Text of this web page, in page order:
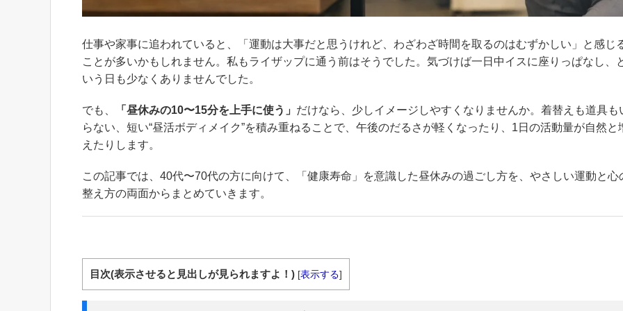
仕事や家事に追われていると、「運動は大事だと思うけれど、わざわざ時間を取るのはむずかしい」と感じ
ことが多いかもしれません。私もライザップに通う前はそうでした。気づけば一日中イスに座りっぱなし、
いう日も少なくありませんでした。
でも、 「昼休みの10〜15分を上手に使う」 だけなら、少しイメージしやすくなりませんか。着替えも道具も
らない、短い“昼活ボディメイク”を積み重ねることで、午後のだるさが軽くなったり、1日の活動量が自然と
えたりします。
この記事では、40代〜70代の方に向けて、「健康寿命」を意識した昼休みの過ごし方を、やさしい運動と心
整え方の両面からまとめていきます。
目次(表示させると見出しが見られますよ！) [表示する]